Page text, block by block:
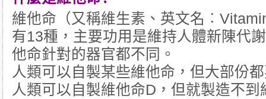
維他命（又稱維生素、英文名
有13種，主要功用是維持人體新陳代
他命針對的器官都不同。
人類可以自製某些維他命，但大部份
人類可以自製維他命D，但就製造不